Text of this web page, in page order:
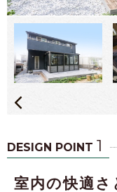
DESIGN POINT 1
室内の快適